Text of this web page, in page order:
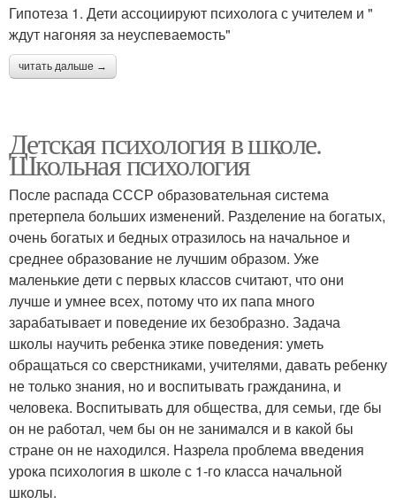
Гипотеза 1. Дети ассоциируют психолога с учителем и "
ждут нагоняя за неуспеваемость"
читать дальше →
Детская психология в школе.
Школьная психология
После распада СССР образовательная система
претерпела больших изменений. Разделение на богатых,
очень богатых и бедных отразилось на начальное и
среднее образование не лучшим образом. Уже
маленькие дети с первых классов считают, что они
лучше и умнее всех, потому что их папа много
зарабатывает и поведение их безобразно. Задача
школы научить ребенка этике поведения: уметь
обращаться со сверстниками, учителями, давать ребенку
не только знания, но и воспитывать гражданина, и
человека. Воспитывать для общества, для семьи, где бы
он не работал, чем бы он не занимался и в какой бы
стране он не находился. Назрела проблема введения
урока психология в школе с 1-го класса начальной
школы.